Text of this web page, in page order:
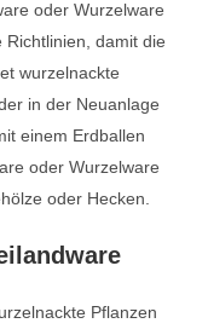
oder Wurzelware
damit die
wurzelnackte
in der Neuanlage
einem Erdballen
oder Wurzelware
oder Hecken.
Pflanzen